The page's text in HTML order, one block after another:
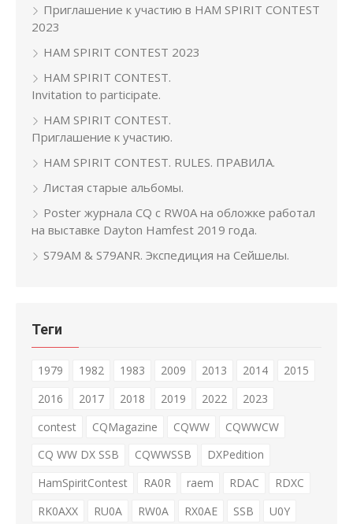
Приглашение к участию в HAM SPIRIT CONTEST
2023
HAM SPIRIT CONTEST 2023
HAM SPIRIT CONTEST.
Invitation to participate.
HAM SPIRIT CONTEST.
Приглашение к участию.
HAM SPIRIT CONTEST. RULES. ПРАВИЛА.
Листая старые альбомы.
Poster журнала CQ с RW0A на обложке работал
на выставке Dayton Hamfest 2019 года.
S79AM & S79ANR. Экспедиция на Сейшелы.
Теги
1979 1982 1983 2009 2013 2014
2015
2016
2017 2018 2019 2022
2023
contest
CQMagazine CQWW
CQWWCW
CQ WW DX SSB
CQWWSSB
DXPedition
HamSpiritContest
RA0R raem RDAC
RDXC
RK0AXX
RU0A RW0A RX0AE SSB
U0Y